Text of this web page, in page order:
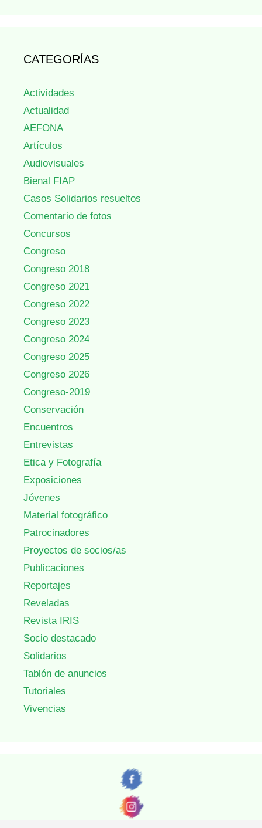
CATEGORÍAS
Actividades
Actualidad
AEFONA
Artículos
Audiovisuales
Bienal FIAP
Casos Solidarios resueltos
Comentario de fotos
Concursos
Congreso
Congreso 2018
Congreso 2021
Congreso 2022
Congreso 2023
Congreso 2024
Congreso 2025
Congreso 2026
Congreso-2019
Conservación
Encuentros
Entrevistas
Etica y Fotografía
Exposiciones
Jóvenes
Material fotográfico
Patrocinadores
Proyectos de socios/as
Publicaciones
Reportajes
Reveladas
Revista IRIS
Socio destacado
Solidarios
Tablón de anuncios
Tutoriales
Vivencias